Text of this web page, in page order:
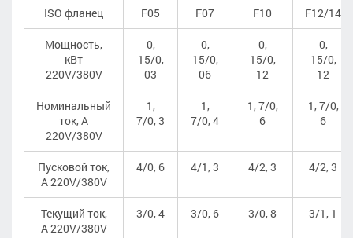
ISO фланец F05 F07 F10 F12/14
Мощность,
кВт
220V/380V
0,
15/0,
03
0,
15/0,
06
0,
15/0,
12
0,
15/0,
12
Номинальный
ток, А
220V/380V
1,
7/0, 3
1,
7/0, 4
1, 7/0,
6
1, 7/0,
6
Пусковой ток,
А 220V/380V
4/0, 6 4/1, 3 4/2, 3 4/2, 3
Текущий ток,
А 220V/380V
3/0, 4 3/0, 6 3/0, 8 3/1, 1